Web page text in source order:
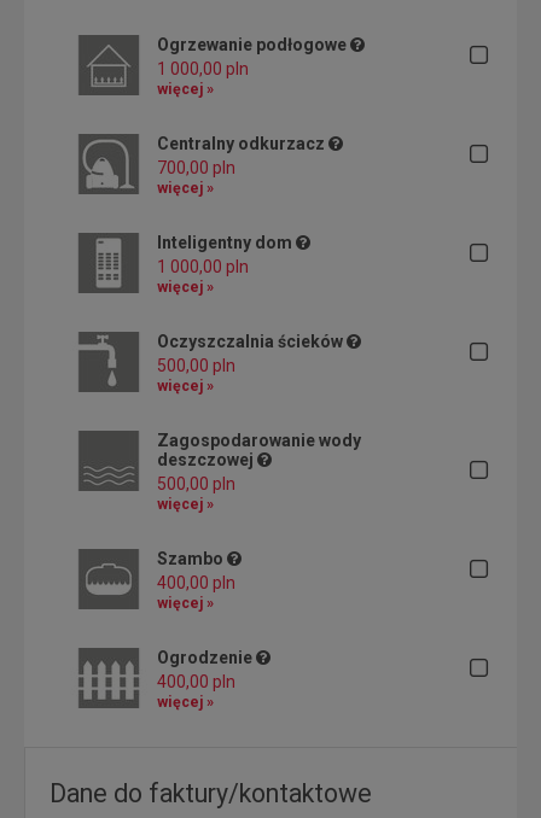
Ogrzewanie podłogowe
1 000,00 pln
więcej »
Centralny odkurzacz
700,00 pln
więcej »
Inteligentny dom
1 000,00 pln
więcej »
Oczyszczalnia ścieków
500,00 pln
więcej »
Zagospodarowanie wody
deszczowej
500,00 pln
więcej »
Szambo
400,00 pln
więcej »
Ogrodzenie
400,00 pln
więcej »
Dane do faktury/kontaktowe